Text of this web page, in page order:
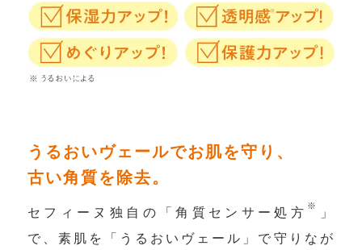
うるおいヴェールでお肌を守り、
古い角質を除去。
セフィーヌ独自の「角質センサー処方 ※
」
で、素肌を「うるおいヴェール」で守りなが